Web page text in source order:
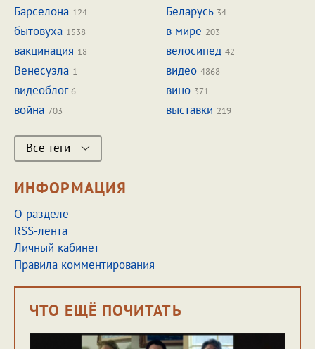
Барселона 124 Беларусь 34
бытовуха 1538 в мире 203
вакцинация 18 велосипед 42
Венесуэла 1 видео 4868
видеоблог 6 вино 371
война 703 выставки 219
Все теги
ИНФОРМАЦИЯ
О разделе
RSS-лента
Личный кабинет
Правила комментирования
ЧТО ЕЩЁ ПОЧИТАТЬ